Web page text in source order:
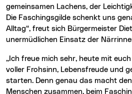
gemeinsamen Lachens, der
Die Faschingsgilde schenkt uns
Alltag“, freut sich Bürgermeister
unermüdlichen Einsatz der
„Ich freue mich sehr, heute mit euch gemeinsam in eine Zeit
voller Frohsinn, Lebensfreude und
starten. Denn genau das macht
Menschen zusammen, beim